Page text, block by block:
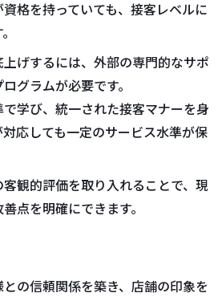
格を持っていても、接客レベルに
げするには、外部の専門的なサポ
グラムが必要です。
学び、統一された接客マナーを身
応しても一定のサービス水準が保
観的評価を取り入れることで、現
点を明確にできます。
の信頼関係を築き、店舗の印象を